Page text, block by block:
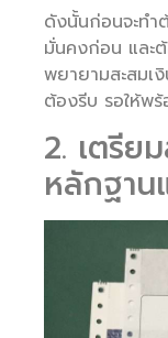
ดังนั้นก่อนจะทำ
มั่นคงก่อน และ
พยายามสะสมเ
ต้องรีบ รอให้พ
2. เตรีย
หลักฐาน